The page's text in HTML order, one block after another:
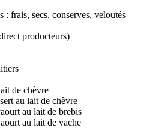
: frais, secs, conserves, veloutés
producteurs)
de chèvre
au lait de chèvre
au lait de brebis
au lait de vache